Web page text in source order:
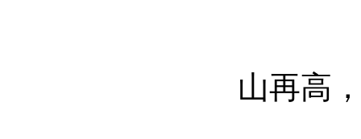
山再高